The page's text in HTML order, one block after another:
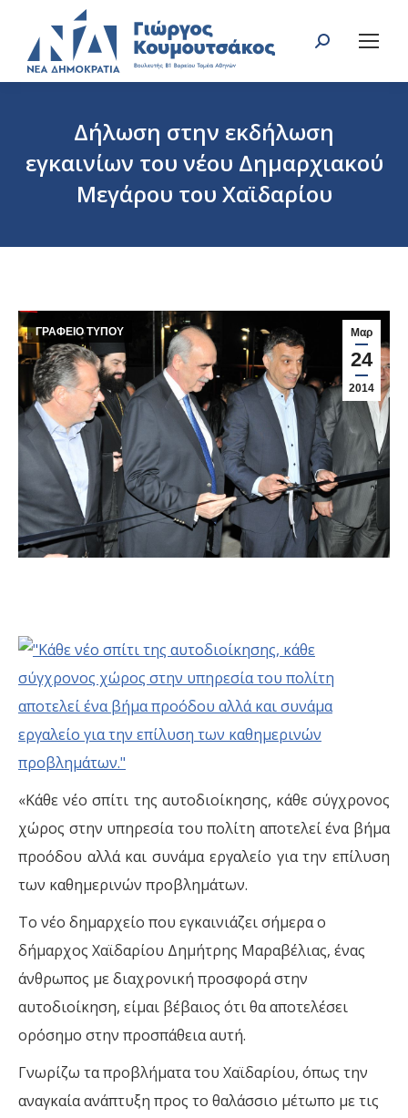
Search:
Δήλωση στην εκδήλωση
εγκαινίων του νέου Δημαρχιακού
Μεγάρου του Χαϊδαρίου
Μαρ
24
2014
ΓΡΑΦΕΙΟ ΤΥΠΟΥ
«Κάθε νέο σπίτι της αυτοδιοίκησης, κάθε σύγχρονος
χώρος στην υπηρεσία του πολίτη αποτελεί ένα βήμα
προόδου αλλά και συνάμα εργαλείο για την επίλυση
των καθημερινών προβλημάτων.
Το νέο δημαρχείο που εγκαινιάζει σήμερα ο
δήμαρχος Χαϊδαρίου Δημήτρης Μαραβέλιας, ένας
άνθρωπος με διαχρονική προσφορά στην
αυτοδιοίκηση, είμαι βέβαιος ότι θα αποτελέσει
ορόσημο στην προσπάθεια αυτή.
Γνωρίζω τα προβλήματα του Χαϊδαρίου, όπως την
αναγκαία ανάπτυξη προς το θαλάσσιο μέτωπο με τις